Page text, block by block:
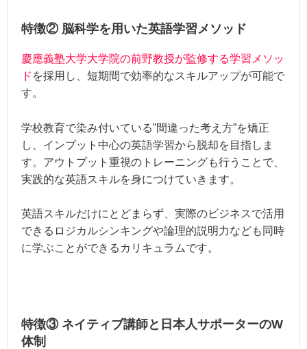
特徴② 脳科学を用いた英語学習メソッド
慶應義塾大学大学院の前野教授が監修する学習メソッ
ド を採用し、短期間で効率的なスキルアップが可能で
す。
学校教育で染み付いている”間違った考え方”を矯正
し、インプット中心の英語学習から脱却を目指しま
す。アウトプット重視のトレーニングも行うことで、
実践的な英語スキルを身につけていきます。
英語スキルだけにとどまらず、実際のビジネスで活用
できるロジカルシンキングや論理的説明力なども同時
に学ぶことができるカリキュラムです。
特徴③ ネイティブ講師と日本人サポーターのW
体制